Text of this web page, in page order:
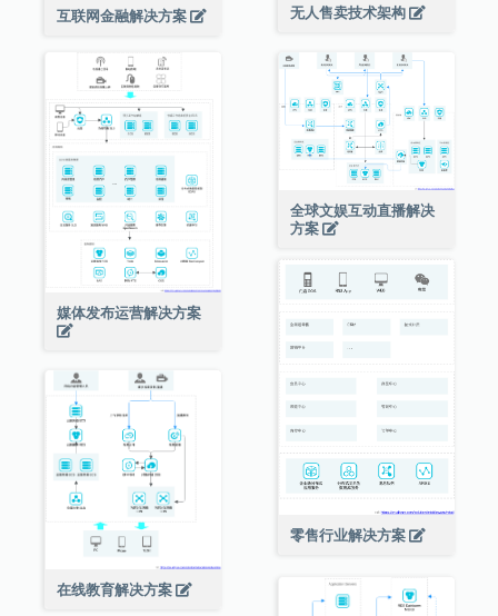
互联网金融解决方案 无人售卖技术架构
媒体发布运营解决方案
全球文娱互动直播解决
方案
零售行业解决方案
在线教育解决方案